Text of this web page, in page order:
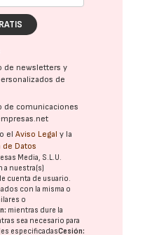
de newsletters y
de
de comunicaciones
elAviso Legal y la
de Datos
Media, S.L.U.
a nuestra(s)
cuenta de usuario.
con la misma o
o
mientras dure la
sea necesario para
especificadasCesión: